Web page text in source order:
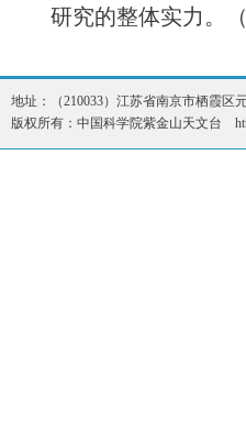
研究的整体实力。
地址：（210033）江苏省南京市栖霞
版权所有：中国科学院紫金山天文台